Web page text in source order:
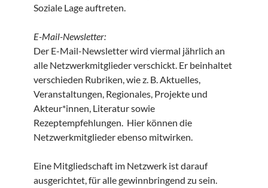
Soziale Lage auftreten.
E-Mail-Newsletter:
Der E-Mail-Newsletter wird viermal jährlich an
alle Netzwerkmitglieder verschickt. Er beinhaltet
verschieden Rubriken, wie z. B. Aktuelles,
Veranstaltungen, Regionales, Projekte und
Akteur*innen, Literatur sowie
Rezeptempfehlungen. Hier können die
Netzwerkmitglieder ebenso mitwirken.
Eine Mitgliedschaft im Netzwerk ist darauf
ausgerichtet, für alle gewinnbringend zu sein.